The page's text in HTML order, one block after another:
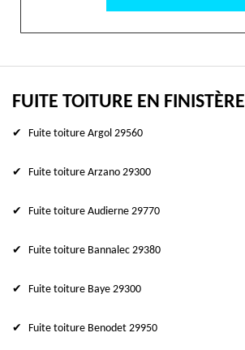
FUITE TOITURE EN FINISTÈRE
Fuite toiture Argol 29560
Fuite toiture Arzano 29300
Fuite toiture Audierne 29770
Fuite toiture Bannalec 29380
Fuite toiture Baye 29300
Fuite toiture Benodet 29950